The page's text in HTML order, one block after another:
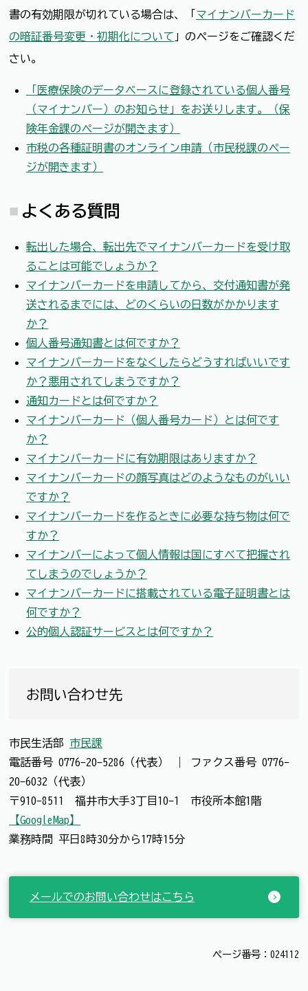
書の有効期限が切れている場合は、「 マイナンバーカード
の暗証番号変更・初期化について 」のページをご確認くだ
さい。
「医療保険のデータベースに登録されている個人番号
（マイナンバー）のお知らせ」をお送りします。（保
険年金課のページが開きます）
市税の各種証明書のオンライン申請（市民税課のペー
ジが開きます）
よくある質問
転出した場合、転出先でマイナンバーカードを受け取
ることは可能でしょうか？
マイナンバーカードを申請してから、交付通知書が発
送されるまでには、どのくらいの日数がかかります
か？
個人番号通知書とは何ですか？
マイナンバーカードをなくしたらどうすればいいです
か？悪用されてしまうですか？
通知カードとは何ですか？
マイナンバーカード（個人番号カード）とは何です
か？
マイナンバーカードに有効期限はありますか？
マイナンバーカードの顔写真はどのようなものがいい
ですか？
マイナンバーカードを作るときに必要な持ち物は何で
すか？
マイナンバーによって個人情報は国にすべて把握され
てしまうのでしょうか？
マイナンバーカードに搭載されている電子証明書とは
何ですか？
公的個人認証サービスとは何ですか？
お問い合わせ先
市民生活部 市民課
電話番号 0776-20-5286（代表） ファクス番号 0776-
20-6032（代表）
〒910-8511 福井市大手3丁目10-1 市役所本館1階
【GoogleMap】
業務時間 平日8時30分から17時15分
メールでのお問い合わせはこちら
ページ番号：024112